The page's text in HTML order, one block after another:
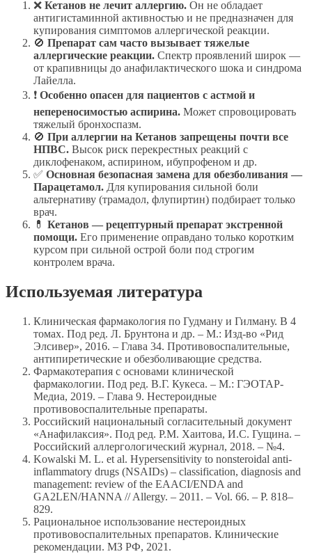
❌ Кетанов не лечит аллергию. Он не обладает
антигистаминной активностью и не предназначен для
купирования симптомов аллергической реакции.
🚫 Препарат сам часто вызывает тяжелые
аллергические реакции. Спектр проявлений широк —
от крапивницы до анафилактического шока и синдрома
Лайелла.
❗ Особенно опасен для пациентов с астмой и
непереносимостью аспирина. Может спровоцировать
тяжелый бронхоспазм.
🚫 При аллергии на Кетанов запрещены почти все
НПВС. Высок риск перекрестных реакций с
диклофенаком, аспирином, ибупрофеном и др.
✅ Основная безопасная замена для обезболивания —
Парацетамол. Для купирования сильной боли
альтернативу (трамадол, флупиртин) подбирает только
врач.
💊 Кетанов — рецептурный препарат экстренной
помощи. Его применение оправдано только коротким
курсом при сильной острой боли под строгим
контролем врача.
Используемая литература
Клиническая фармакология по Гудману и Гилману. В 4
томах. Под ред. Л. Брунтона и др. – М.: Изд-во «Рид
Элсивер», 2016. – Глава 34. Противовоспалительные,
антипиретические и обезболивающие средства.
Фармакотерапия с основами клинической
фармакологии. Под ред. В.Г. Кукеса. – М.: ГЭОТАР-
Медиа, 2019. – Глава 9. Нестероидные
противовоспалительные препараты.
Российский национальный согласительный документ
«Анафилаксия». Под ред. Р.М. Хаитова, И.С. Гущина. –
Российский аллергологический журнал, 2018. – №4.
Kowalski M. L. et al. Hypersensitivity to nonsteroidal anti-
inflammatory drugs (NSAIDs) – classification, diagnosis and
management: review of the EAACI/ENDA and
GA2LEN/HANNA // Allergy. – 2011. – Vol. 66. – P. 818–
829.
Рациональное использование нестероидных
противовоспалительных препаратов. Клинические
рекомендации. МЗ РФ, 2021.